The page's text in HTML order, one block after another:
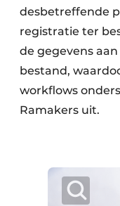
desbetreffende
registratie ter
de gegevens
bestand,
workflows
Ramakers uit.